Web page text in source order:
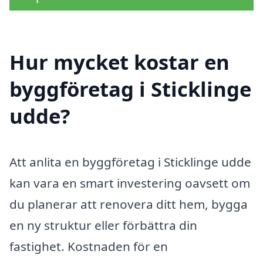
Hur mycket kostar en
byggföretag i Sticklinge
udde?
Att anlita en byggföretag i Sticklinge udde
kan vara en smart investering oavsett om
du planerar att renovera ditt hem, bygga
en ny struktur eller förbättra din
fastighet. Kostnaden för en